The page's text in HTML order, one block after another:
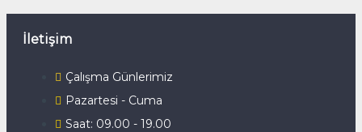
İletişim
Çalışma Günlerimiz
Pazartesi - Cuma
Saat: 09.00 - 19.00